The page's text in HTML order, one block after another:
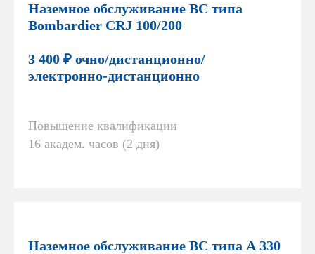
Наземное обслуживание ВС типа
Bombardier CRJ 100/200
3 400 ₽ очно/дистанционно/
электронно-дистанционно
Повышение квалификации
16 академ. часов (2 дня)
Наземное обслуживание ВС типа А 330